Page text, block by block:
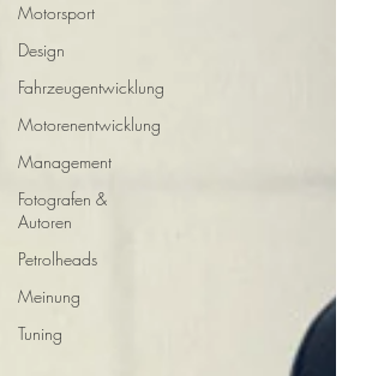
Motorsport
Design
Fahrzeugentwicklung
Motorenentwicklung
Management
Fotografen &
Autoren
Petrolheads
Meinung
Tuning